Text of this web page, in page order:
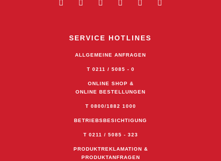
SERVICE HOTLINES
ALLGEMEINE ANFRAGEN
T 0211 / 5085 - 0
ONLINE SHOP &
ONLINE BESTELLUNGEN
T 0800/1882 1000
BETRIEBSBESICHTIGUNG
T 0211 / 5085 - 323
PRODUKTREKLAMATION &
PRODUKTANFRAGEN